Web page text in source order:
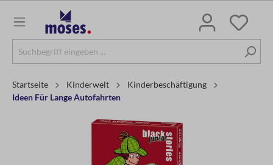
Startseite Kinderwelt
Kinderbeschäftigung
Ideen Für Lange Autofahrten